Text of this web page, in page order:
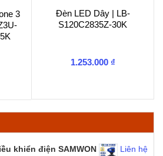
3
Đèn LED Dây | LB-
S120C2835Z-30K
1.253.000 ₫
khiển điện SAMWON Liên hệ